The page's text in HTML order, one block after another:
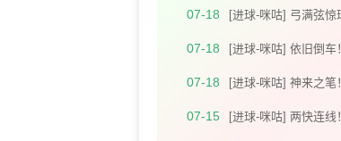
席尔瓦远射破门因拜
07-18
[进球-咪咕] 弓满弦惊
塞鸟远距离贴地斩打
07-18
[进球-咪咕] 依旧倒车
奥任意球传中 迈达纳
07-18
[进球-咪咕] 神来之笔
上垫射皮球击中立柱
07-15
[进球-咪咕] 两快连线